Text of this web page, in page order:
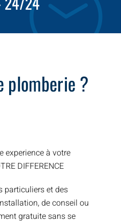
plomberie ?
experience à votre
DIFFERENCE
particuliers et des
de conseil ou
gratuite sans se